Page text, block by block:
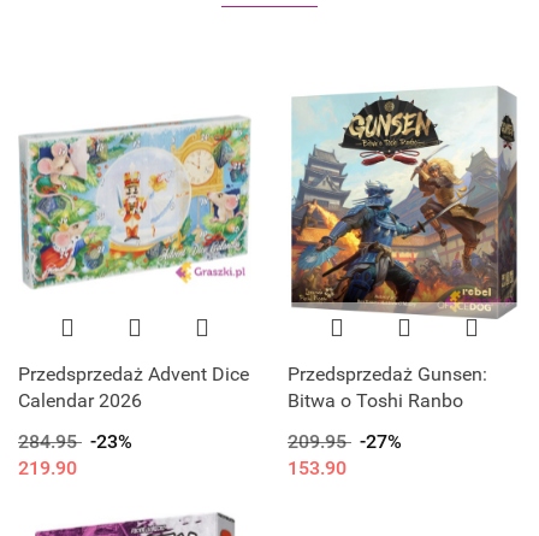
Przedsprzedaż Advent Dice
Calendar 2026
284.95 -23%
219.90
Przedsprzedaż Gunsen:
Bitwa o Toshi Ranbo
209.95 -27%
153.90